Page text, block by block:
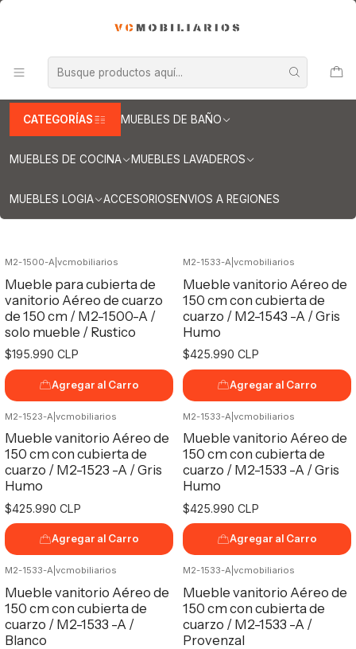
CATEGORÍAS MUEBLES DE BAÑO
MUEBLES DE COCINA MUEBLES LAVADEROS
MUEBLES LOGIA ACCESORIOSENVIOS A REGIONES
Muebles vanitorio aereo - simple
Mueble vanitorios aereo - simple de cuarzo
Muebles vanitorios aereo simple cuarzo / 150 cm
Muebles vanitorios aereo simple
Filtros
M2-1500-A| vcmobiliarios
Mueble para cubierta de
vanitorio Aéreo de cuarzo
de 150 cm / M2-1500-A /
solo mueble / Rustico
$195.990 CLP
Agregar al Carro
M2-1533-A| vcmobiliarios
Mueble vanitorio Aéreo de
150 cm con cubierta de
cuarzo / M2-1543 -A / Gris
Humo
$425.990 CLP
Agregar al Carro
M2-1523-A vcmobiliarios
Mueble vanitorio Aéreo de
150 cm con cubierta de
cuarzo / M2-1523 -A / Gris
Humo
$425.990 CLP
Agregar al Carro
M2-1533-A vcmobiliarios
Mueble vanitorio Aéreo de
150 cm con cubierta de
cuarzo / M2-1533 -A / Gris
Humo
$425.990 CLP
Agregar al Carro
M2-1533-A| vcmobiliarios
Mueble vanitorio Aéreo de
150 cm con cubierta de
cuarzo / M2-1533 -A /
Blanco
M2-1533-A| vcmobiliarios
Mueble vanitorio Aéreo de
150 cm con cubierta de
cuarzo / M2-1533 -A /
Provenzal